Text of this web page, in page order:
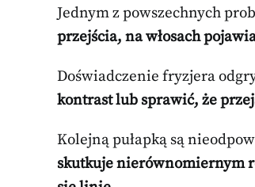
Jednym z powszechnych
przejścia, na włosach
Doświadczenie fryzjera
kontrast lub sprawić, że
Kolejną pułapką są
skutkuje nierównomiernym